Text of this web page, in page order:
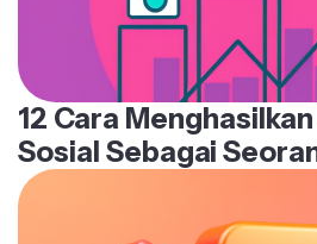
12 Cara
Sosial Sebagai